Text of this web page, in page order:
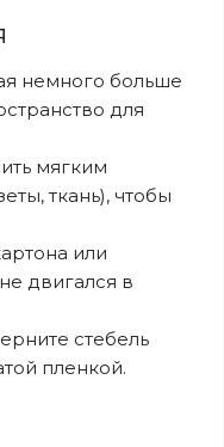
немного больше
для
мягким
ткань), чтобы
или
двигался в
стебель
пленкой.